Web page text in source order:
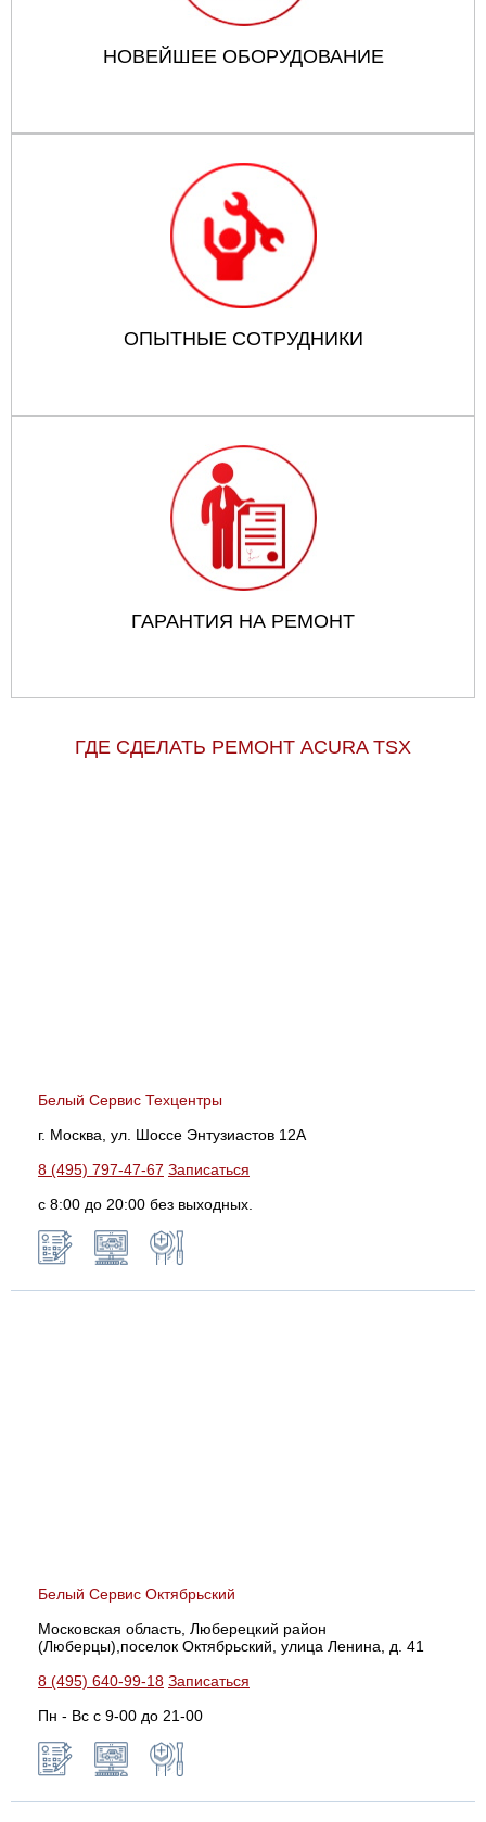
НОВЕЙШЕЕ ОБОРУДОВАНИЕ
ОПЫТНЫЕ СОТРУДНИКИ
ГАРАНТИЯ НА РЕМОНТ
ГДЕ СДЕЛАТЬ РЕМОНТ ACURA TSX
Белый Сервис Техцентры
г. Москва, ул. Шоссе Энтузиастов 12А
8 (495) 797-47-67 Записаться
с 8:00 до 20:00 без выходных.
Белый Сервис Октябрьский
Московская область, Люберецкий район
(Люберцы),поселок Октябрьский, улица Ленина, д. 41
8 (495) 640-99-18 Записаться
Пн - Вс с 9-00 до 21-00